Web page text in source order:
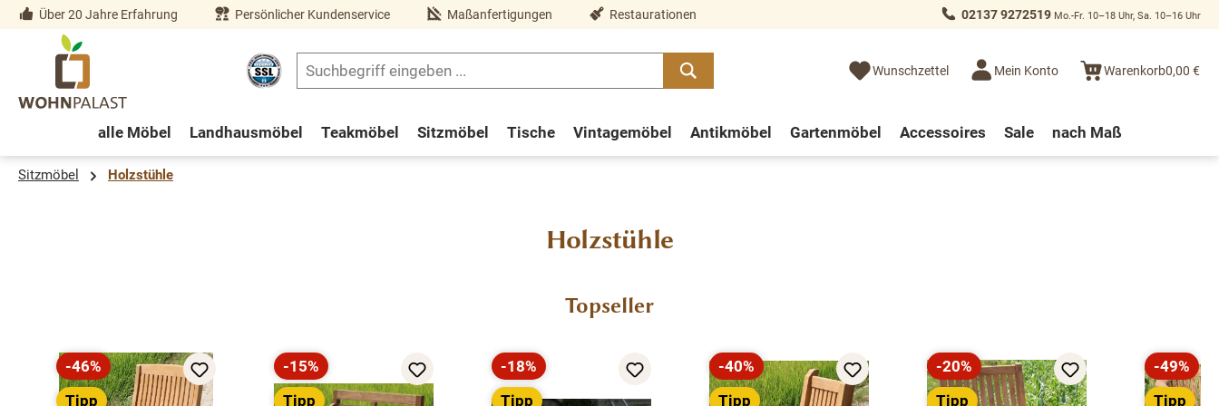
Zur Hauptnavigation springen
Über 20 Jahre Erfahrung Persönlicher Kundenservice Maßanfertigungen Restaurationen 02137 9272519 Mo.-Fr. 10–18 Uhr, Sa. 10–16 Uhr
Wunschzettel Mein Konto Warenkorb0,00 €
alle Möbel Landhausmöbel Teakmöbel Sitzmöbel Tische Vintagemöbel Antikmöbel Gartenmöbel Accessoires Sale nach Maß
Sitzmöbel Holzstühle
Holzstühle
Topseller
Rabatt
-46%
Tipp
Rabatt
-15%
Tipp
Rabatt
-18%
Tipp
Rabatt
-40%
Tipp
Rabatt
-20%
Tipp
Rabatt
-49%
Tipp